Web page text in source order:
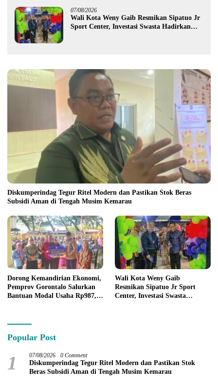
07/08/2026
Wali Kota Weny Gaib Resmikan Sipatuo Jr
Sport Center, Investasi Swasta Hadirkan
Diskumperindag Tegur Ritel Modern dan Pastikan Stok Beras
Subsidi Aman di Tengah Musim Kemarau
Dorong Kemandirian Ekonomi,
Pemprov Gorontalo Salurkan
Bantuan Modal Usaha Rp987,5
Wali Kota Weny Gaib
Resmikan Sipatuo Jr Sport
Center, Investasi Swasta
Popular Post
1 07/08/2026 0 Comment
Diskumperindag Tegur Ritel Modern dan Pastikan Stok
Beras Subsidi Aman di Tengah Musim Kemarau